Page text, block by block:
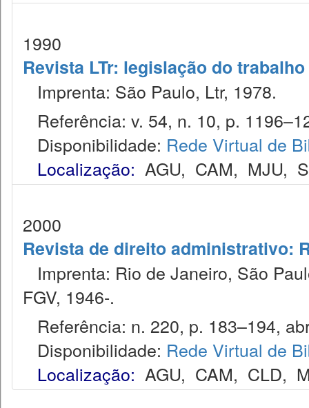
1990
Revista LTr: legislação do trabalho
Imprenta: São Paulo, Ltr, 1978.
Referência: v. 54, n. 10, p.
Disponibilidade: Rede Virtual de
Localização: AGU, CAM, MJU,
2000
Revista de direito administrativo:
Imprenta: Rio de Janeiro, São
FGV, 1946-.
Referência: n. 220, p. 183–194,
Disponibilidade: Rede Virtual de
Localização: AGU, CAM, CLD,